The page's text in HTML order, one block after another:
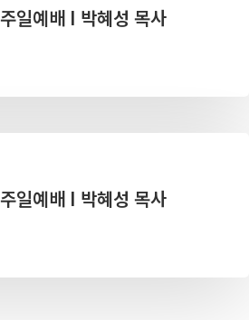
일예배 I 박혜성 목사
일예배 I 박혜성 목사